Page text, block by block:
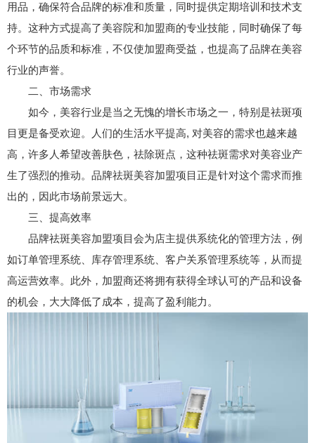
用品，确保符合品牌的标准和质量，同时提供定期培训和技术支
持。这种方式提高了美容院和加盟商的专业技能，同时确保了每
个环节的品质和标准，不仅使加盟商受益，也提高了品牌在美容
行业的声誉。
二、市场需求
如今，美容行业是当之无愧的增长市场之一，特别是祛斑项
目更是备受欢迎。人们的生活水平提高, 对美容的需求也越来越
高，许多人希望改善肤色，祛除斑点，这种祛斑需求对美容业产
生了强烈的推动。品牌祛斑美容加盟项目正是针对这个需求而推
出的，因此市场前景远大。
三、提高效率
品牌祛斑美容加盟项目会为店主提供系统化的管理方法，例
如订单管理系统、库存管理系统、客户关系管理系统等，从而提
高运营效率。此外，加盟商还将拥有获得全球认可的产品和设备
的机会，大大降低了成本，提高了盈利能力。